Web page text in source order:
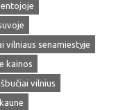
vilniaus senamiestyje
kainos
vilnius